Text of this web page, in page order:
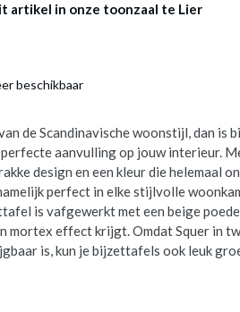
artikel in onze toonzaal te Lier
beschikbaar
de Scandinavische woonstijl, dan is
aanvulling op jouw interieur.
design en een kleur die helemaal
perfect in elke stijlvolle
is vafgewerkt met een beige
mortex effect krijgt. Omdat Squer in
is, kun je bijzettafels ook leuk